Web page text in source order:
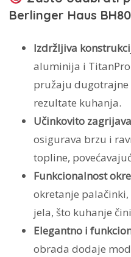
Berlinger Haus
Izdržljiva
aluminija i
pružaju dugotrajne
rezultate kuhanja.
Učinkovito
osigurava brzu i
topline,
Funkcionalnost
okretanje
jela, što kuhanje
Elegantno i
obrada dodaje